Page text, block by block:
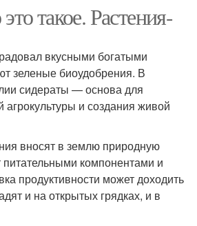
такое. Растения-
вкусными богатыми
зеленые биоудобрения. В
сидераты — основа для
и создания живой
вносят в землю природную
компонентами и
продуктивности может доходить
и на открытых грядках, и в